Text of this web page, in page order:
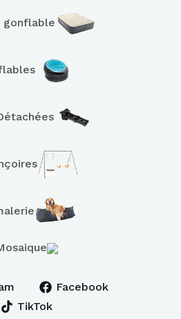
gonflable
Facebook
TikTok